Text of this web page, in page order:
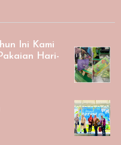
Ini Kami
Hari-